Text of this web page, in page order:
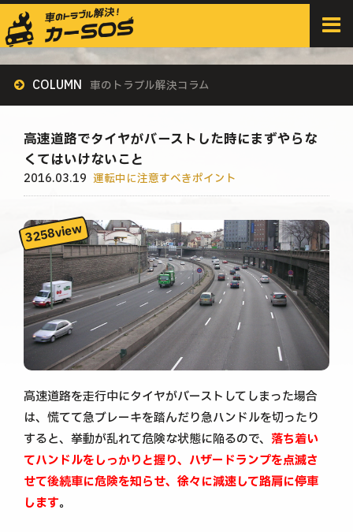
HOME > すべての記事 >
高速道路でタイヤがバーストした時にまずやらなくてはいけないこと
COLUMN 車のトラブル解決コラム
高速道路でタイヤがバーストした時にまずやらな
くてはいけないこと
2016.03.19 運転中に注意すべきポイント
高速道路を走行中にタイヤがバーストしてしまった場合
は、慌てて急ブレーキを踏んだり急ハンドルを切ったり
すると、挙動が乱れて危険な状態に陥るので、 落ち着い
てハンドルをしっかりと握り、ハザードランプを点滅さ
せて後続車に危険を知らせ、徐々に減速して路肩に停車
します。